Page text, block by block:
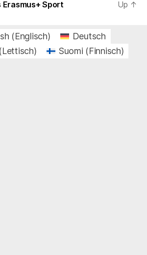
Erasmus+ Sport Up ↑
(Englisch)
Deutsch
(Lettisch) Suomi (Finnisch)